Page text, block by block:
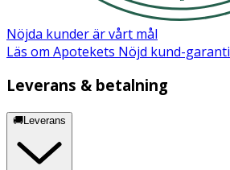
Nöjda kunder är vårt mål
Läs om Apotekets Nöjd kund-garanti
Leverans & betalning
🚚Leverans